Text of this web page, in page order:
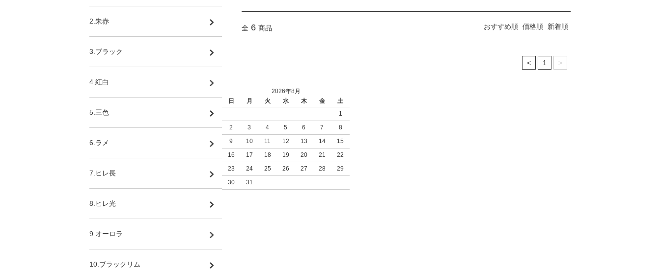
全 6 商品 おすすめ順 価格順 新着順
< 1 >
2.朱赤
3.ブラック
4.紅白
5.三色
6.ラメ
7.ヒレ長
8.ヒレ光
9.オーロラ
10.ブラックリム
2026年8月
日
月 火 水 木 金
土
1
2
3 4 5 6 7
8
9
10 11 12 13 14
15
16
17 18 19 20 21
22
23
24 25 26 27 28
29
30
31